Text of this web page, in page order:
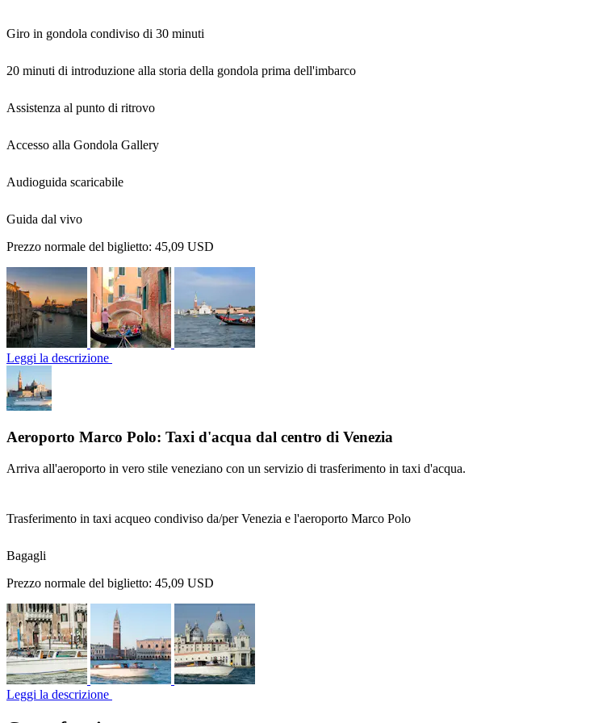
Giro in gondola condiviso di 30 minuti
20 minuti di introduzione alla storia della gondola prima dell'imbarco
Assistenza al punto di ritrovo
Accesso alla Gondola Gallery
Audioguida scaricabile
Guida dal vivo
Prezzo normale del biglietto: 45,09 USD
Leggi la descrizione
Aeroporto Marco Polo: Taxi d'acqua dal centro di Venezia
Arriva all'aeroporto in vero stile veneziano con un servizio di trasferimento in taxi d'acqua.
Trasferimento in taxi acqueo condiviso da/per Venezia e l'aeroporto Marco Polo
Bagagli
Prezzo normale del biglietto: 45,09 USD
Leggi la descrizione